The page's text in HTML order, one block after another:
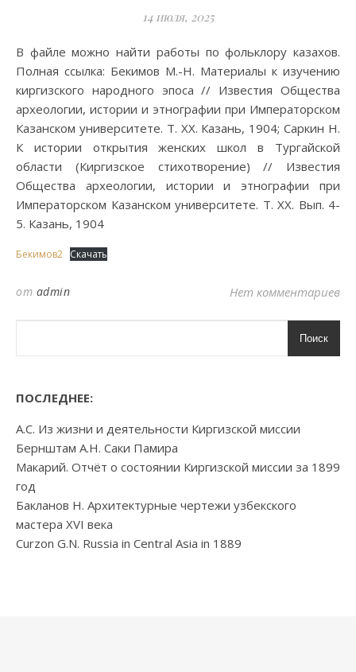
14 июля, 2025
В файле можно найти работы по фольклору казахов.
Полная ссылка: Бекимов М.-Н. Материалы к изучению
киргизского народного эпоса // Известия Общества
археологии, истории и этнографии при Императорском
Казанском университете. Т. XX. Казань, 1904; Саркин Н.
К истории открытия женских школ в Тургайской
области (Киргизское стихотворение) // Известия
Общества археологии, истории и этнографии при
Императорском Казанском университете. Т. XX. Вып. 4-
5. Казань, 1904
Бекимов2 Скачать
от admin Нет комментариев
Поиск
ПОСЛЕДНЕЕ:
А.С. Из жизни и деятельности Киргизской миссии
Бернштам А.Н. Саки Памира
Макарий. Отчёт о состоянии Киргизской миссии за 1899
год
Бакланов Н. Архитектурные чертежи узбекского
мастера XVI века
Curzon G.N. Russia in Central Asia in 1889